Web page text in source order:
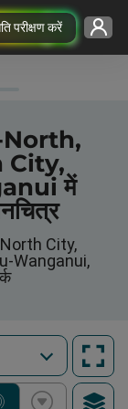
परीक्षण करें
North,
City,
में
City,
Wanganui,